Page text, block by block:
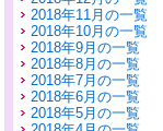
2018年11月の一覧
2018年10月の一覧
2018年9月の一覧
2018年8月の一覧
2018年7月の一覧
2018年6月の一覧
2018年5月の一覧